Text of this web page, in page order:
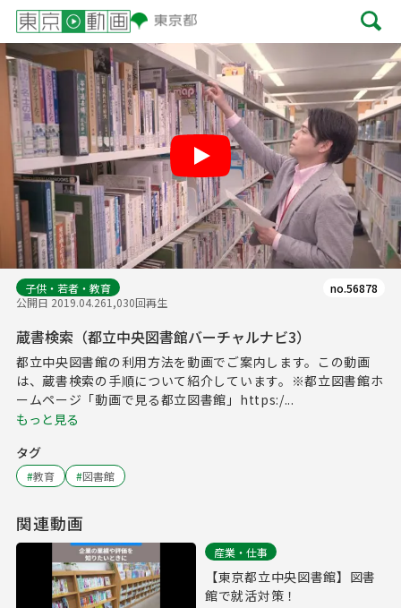
Play
子供・若者・教育
公開日 2019.04.261,030回再生
no.56878
蔵書検索（都立中央図書館バーチャルナビ3）
都立中央図書館の利用方法を動画でご案内します。この動画
は、蔵書検索の手順について紹介しています。※都立図書館ホ
ームページ「動画で見る都立図書館」https:/...
もっと見る
タグ
#教育 #図書館
関連動画
産業・仕事
【東京都立中央図書館】図書
館で就活対策！